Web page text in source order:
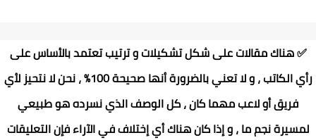
✅ هناك مقالات على شكل تشكيلات و ترتيب تعتمد بالأساس على
رأي الكاتب ، و لا تعني بالضرورة أنها صحيحة 100% ، نحن لا نتحيز لأي
فريق أو لاعب مهما كان ، كل الوصف الذي نسرده هو طبيعي
لمسيرة نجم ما ، و إذا كان هناك أي إختلاف في الآراء فإن التعليقات